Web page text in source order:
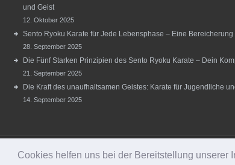
Cookies helfen uns bei der Bereitstellung unserer
und Geist
12. Oktober 2025
Sento Ryoku Karate für Jede Lebensphase – Eine
28. September 2025
Die Fünf Starken Prinzipien des Sento Ryoku Karate – Dein
21. September 2025
Die Kraft des unaufhaltsamen Geistes: Karate für Jugendliche
14. September 2025
© 2013 - 2021 Copyright by Karate Centrum Rhein-Neckar e.V. All